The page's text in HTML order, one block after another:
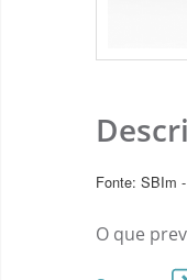
Fonte: SBIm
O que